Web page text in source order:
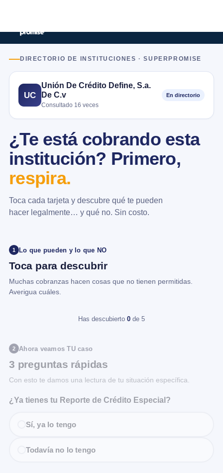
DIRECTORIO DE INSTITUCIONES · SUPERPROMISE
UC
Unión De Crédito Define, S.a.
De C.v
Consultado 16 veces
En directorio
¿Te está cobrando esta
institución? Primero,
respira.
Toca cada tarjeta y descubre qué te pueden
hacer legalmente… y qué no. Sin costo.
1 Lo que pueden y lo que NO
Toca para descubrir
Muchas cobranzas hacen cosas que no tienen permitidas.
Averigua cuáles.
Has descubierto 0 de 5
2 Ahora veamos TU caso
3 preguntas rápidas
Con esto te damos una lectura de tu situación específica.
¿Ya tienes tu Reporte de Crédito Especial?
Sí, ya lo tengo
Todavía no lo tengo